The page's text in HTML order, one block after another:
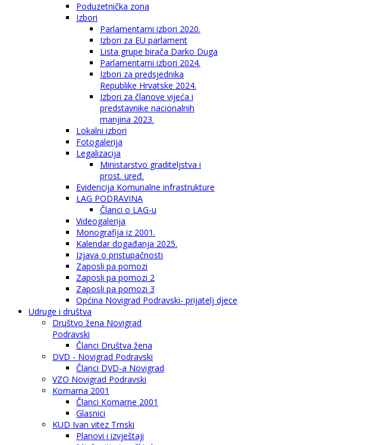
Poduzetnička zona
Izbori
Parlamentarni izbori 2020.
Izbori za EU parlament
Lista grupe birača Darko Duga
Parlamentarni izbori 2024.
Izbori za predsjednika
Republike Hrvatske 2024.
Izbori za članove vijeća i
predstavnike nacionalnih
manjina 2023.
Lokalni izbori
Fotogalerija
Legalizacija
Ministarstvo graditeljstva i
prost. uređ.
Evidencija Komunalne infrastrukture
LAG PODRAVINA
Članci o LAG-u
Videogalerija
Monografija iz 2001.
Kalendar događanja 2025.
Izjava o pristupačnosti
Zaposli pa pomozi
Zaposli pa pomozi 2
Zaposli pa pomozi 3
Općina Novigrad Podravski- prijatelj djece
Udruge i društva
Društvo žena Novigrad
Podravski
Članci Društva žena
DVD - Novigrad Podravski
Članci DVD-a Novigrad
VZO Novigrad Podravski
Komarna 2001
Članci Komarne 2001
Glasnici
KUD Ivan vitez Trnski
Planovi i izvještaji